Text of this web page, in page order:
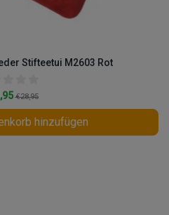
Stifteetui M2603 Rot
€28,95
hinzufügen